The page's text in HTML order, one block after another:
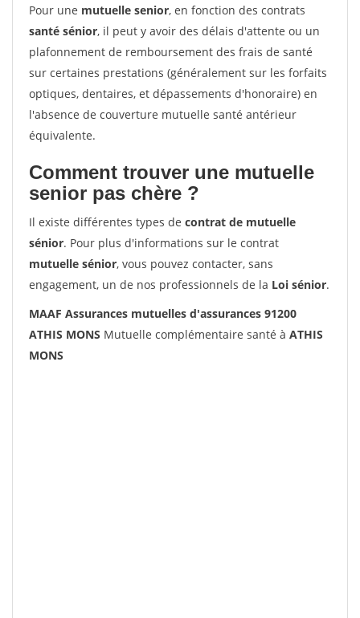
Pour une mutuelle senior, en fonction des contrats
santé sénior, il peut y avoir des délais d'attente ou un
plafonnement de remboursement des frais de santé
sur certaines prestations (généralement sur les forfaits
optiques, dentaires, et dépassements d'honoraire) en
l'absence de couverture mutuelle santé antérieur
équivalente.
Comment trouver une mutuelle
senior pas chère ?
Il existe différentes types de contrat de mutuelle
sénior. Pour plus d'informations sur le contrat
mutuelle sénior, vous pouvez contacter, sans
engagement, un de nos professionnels de la Loi sénior.
MAAF Assurances mutuelles d'assurances 91200
ATHIS MONS Mutuelle complémentaire santé à ATHIS
MONS